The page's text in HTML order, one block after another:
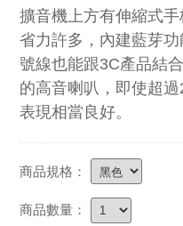
擴音機上方有伸縮式
省力許多，內建藍芽
號線也能跟3C產品結
的高音喇叭，即使超
表現相當良好。
商品規格：
商品數量：